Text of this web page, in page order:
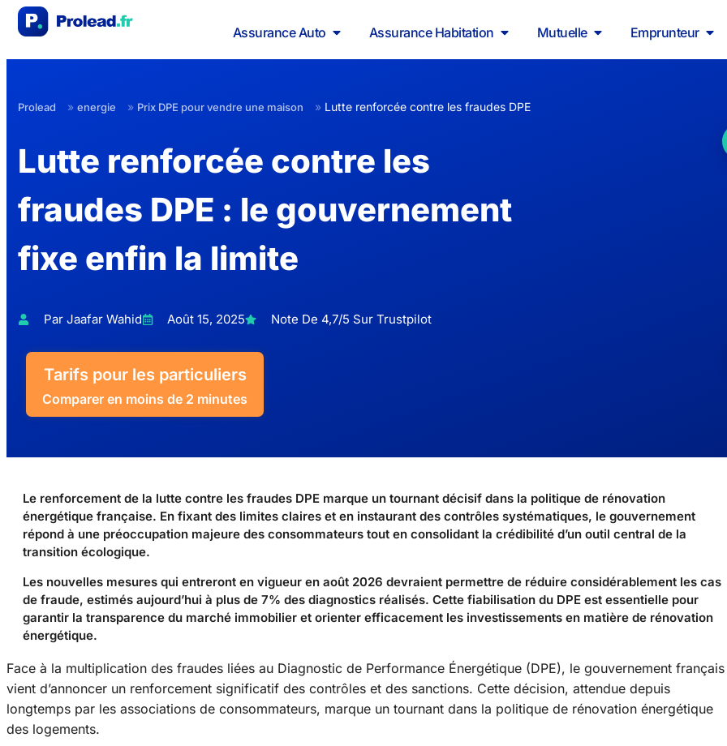
Assurance Auto Assurance Habitation Mutuelle Emprunteur
Prolead » energie » Prix DPE pour vendre une maison » Lutte renforcée contre les fraudes DPE
Lutte renforcée contre les
fraudes DPE : le gouvernement
fixe enfin la limite
Par Jaafar Wahid Août 15, 2025 Note De 4,7/5 Sur Trustpilot
Tarifs pour les particuliers
Comparer en moins de 2 minutes
Le renforcement de la lutte contre les fraudes DPE marque un tournant décisif dans la politique de rénovation
énergétique française. En fixant des limites claires et en instaurant des contrôles systématiques, le gouvernement
répond à une préoccupation majeure des consommateurs tout en consolidant la crédibilité d’un outil central de la
transition écologique.
Les nouvelles mesures qui entreront en vigueur en août 2026 devraient permettre de réduire considérablement les cas
de fraude, estimés aujourd’hui à plus de 7% des diagnostics réalisés. Cette fiabilisation du DPE est essentielle pour
garantir la transparence du marché immobilier et orienter efficacement les investissements en matière de rénovation
énergétique.
Face à la multiplication des fraudes liées au Diagnostic de Performance Énergétique (DPE), le gouvernement français
vient d’annoncer un renforcement significatif des contrôles et des sanctions. Cette décision, attendue depuis
longtemps par les associations de consommateurs, marque un tournant dans la politique de rénovation énergétique
des logements.